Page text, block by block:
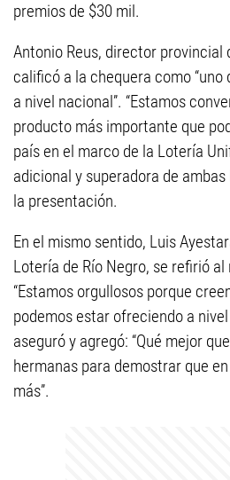
premios de $30 mil.
Antonio Reus, director provincial
calificó a la chequera como
a nivel nacional”. “Estamos
producto más importante que
país en el marco de la Lotería
adicional y superadora de
la presentación.
En el mismo sentido, Luis
Lotería de Río Negro, se refirió
“Estamos orgullosos porque
podemos estar ofreciendo a
aseguró y agregó: “Qué mejor
hermanas para demostrar que
más”.